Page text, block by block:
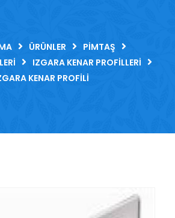
ÜRÜNLER
PIMTAŞ
IZGARA KENAR PROFILLERI
KENAR PROFILI